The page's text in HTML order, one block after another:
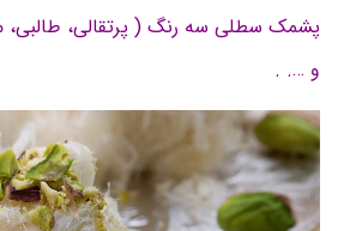
پشمک سطلی سه رنگ ( پرتقالی، طالبی،
و …. .